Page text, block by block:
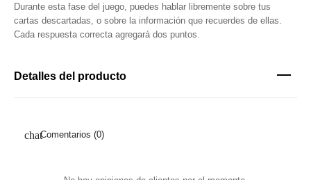
Durante esta fase del juego, puedes hablar libremente sobre tus
cartas descartadas, o sobre la información que recuerdes de ellas.
Cada respuesta correcta agregará dos puntos.
Detalles del producto
Comentarios (0)